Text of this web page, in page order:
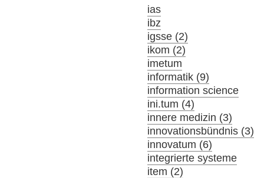
ias
ibz
igsse (2)
ikom (2)
imetum
informatik (9)
information science
ini.tum (4)
innere medizin (3)
innovationsbündnis (3)
innovatum (6)
integrierte systeme
item (2)